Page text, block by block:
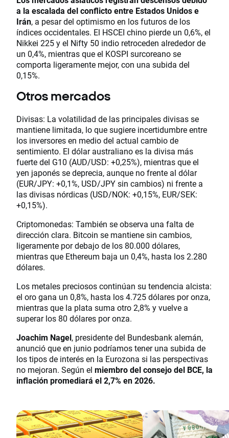
a la escalada del conflicto entre Estados Unidos e
Irán, a pesar del optimismo en los futuros de los
índices occidentales. El HSCEI chino pierde un 0,6%, el
Nikkei 225 y el Nifty 50 indio retroceden alrededor de
un 0,4%, mientras que el KOSPI surcoreano se
comporta ligeramente mejor, con una subida del
0,15%.
Otros mercados
Divisas: La volatilidad de las principales divisas se
mantiene limitada, lo que sugiere incertidumbre entre
los inversores en medio del actual cambio de
sentimiento. El dólar australiano es la divisa más
fuerte del G10 (AUD/USD: +0,25%), mientras que el
yen japonés se deprecia, aunque no frente al dólar
(EUR/JPY: +0,1%, USD/JPY sin cambios) ni frente a
las divisas nórdicas (USD/NOK: +0,15%, EUR/SEK:
+0,15%).
Criptomonedas: También se observa una falta de
dirección clara. Bitcoin se mantiene sin cambios,
ligeramente por debajo de los 80.000 dólares,
mientras que Ethereum baja un 0,4%, hasta los 2.280
dólares.
Los metales preciosos continúan su tendencia alcista:
el oro gana un 0,8%, hasta los 4.725 dólares por onza,
mientras que la plata suma otro 2,8% y vuelve a
superar los 80 dólares por onza.
Joachim Nagel, presidente del Bundesbank alemán,
anunció que en junio podríamos tener una subida de
los tipos de interés en la Eurozona si las perspectivas
no mejoran. Según el miembro del consejo del BCE, la
inflación promediará el 2,7% en 2026.